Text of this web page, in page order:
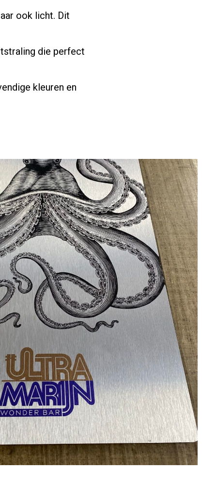
ook licht. Dit
die perfect
kleuren en